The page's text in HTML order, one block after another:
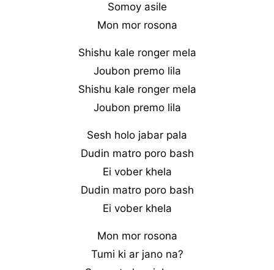
Somoy asile
Mon mor rosona
Shishu kale ronger mela
Joubon premo lila
Shishu kale ronger mela
Joubon premo lila
Sesh holo jabar pala
Dudin matro poro bash
Ei vober khela
Dudin matro poro bash
Ei vober khela
Mon mor rosona
Tumi ki ar jano na?